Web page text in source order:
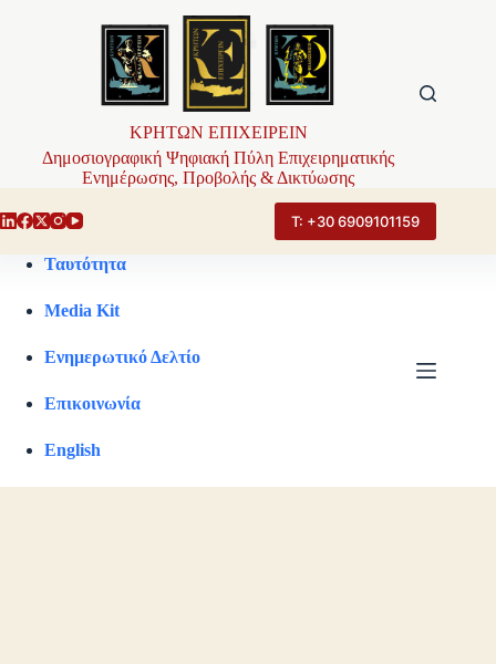
ΚΡΗΤΩΝ ΕΠΙΧΕΙΡΕΙΝ
Δημοσιογραφική Ψηφιακή Πύλη Επιχειρηματικής
Ενημέρωσης, Προβολής & Δικτύωσης
Τ: +30 6909101159
Ταυτότητα
Media Kit
Ενημερωτικό Δελτίο
Επικοινωνία
English